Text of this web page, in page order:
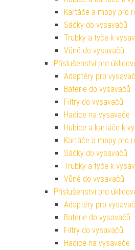
Kartáče a mopy pro
Sáčky do vysavačů
Trubky a tyče k
Vůně do vysavačů
Příslušenství pro
Adaptéry pro
Baterie do vysavačů
Filtry do vysavačů
Hadice na vysavače
Hubice a kartáče k
Kartáče a mopy pro
Sáčky do vysavačů
Trubky a tyče k
Vůně do vysavačů
Příslušenství pro
Adaptéry pro
Baterie do vysavačů
Filtry do vysavačů
Hadice na vysavače